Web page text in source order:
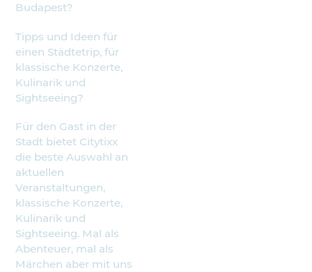
Budapest?
Tipps und Ideen für
einen Städtetrip, für
klassische Konzerte,
Kulinarik und
Sightseeing?
Für den Gast in der
Stadt bietet Citytixx
die beste Auswahl an
aktuellen
Veranstaltungen,
klassische Konzerte,
Kulinarik und
Sightseeing. Mal als
Abenteuer, mal als
Märchen aber mit uns